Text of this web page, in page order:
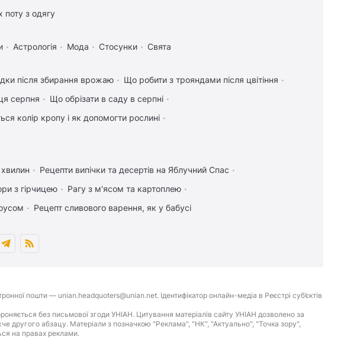
поту з одягу
Астрологія Мода Стосунки Свята
після збирання врожаю
Що робити з трояндами після цвітіння
серпня
Що обрізати в саду в серпні
колір кропу і як допомогти рослині
Рецепти випічки та десертів на Яблучний Спас
з гірчицею
Рагу з м'ясом та картоплею
Рецепт сливового варення, як у бабусі
пошти — unian.headquoters@unian.net. Ідентифікатор онлайн-медіа в Реєстрі суб’єктів
без письмової згоди УНІАН. Цитування матеріалів сайту УНІАН дозволено за
другого абзацу. Матеріали з позначкою "Реклама", "НК", "Актуально", "Точка зору",
на правах реклами.